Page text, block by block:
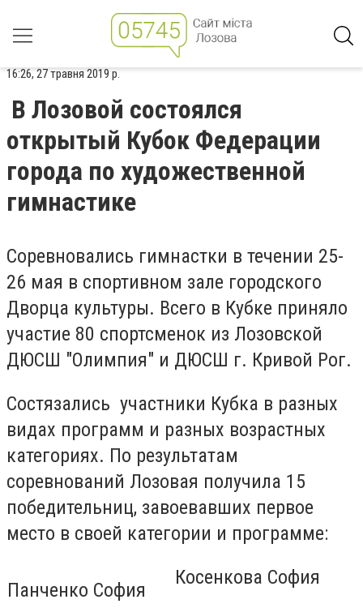
16:26, 27 травня 2019 р.
В Лозовой состоялся
открытый Кубок Федерации
города по художественной
гимнастике
Соревновались гимнастки в течении 25-
26 мая в спортивном зале городского
Дворца культуры. Всего в Кубке приняло
участие 80 спортсменок из Лозовской
ДЮСШ "Олимпия" и ДЮСШ г. Кривой Рог.
Состязались участники Кубка в разных
видах программ и разных возрастных
категориях. По результатам
соревнований Лозовая получила 15
победительниц, завоевавших первое
место в своей категории и программе:
Панченко София
Косенкова София